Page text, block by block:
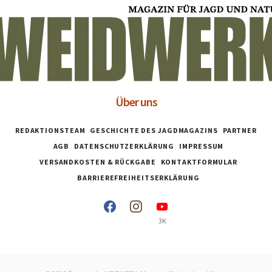
Über uns
REDAKTIONSTEAM GESCHICHTE DES JAGDMAGAZINS
PARTNER
AGB
DATENSCHUTZERKLÄRUNG
IMPRESSUM
VERSANDKOSTEN & RÜCKGABE
KONTAKTFORMULAR
BARRIEREFREIHEITSERKLÄRUNG
3K